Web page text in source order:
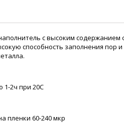
с высоким содержанием
способность заполнения
1-2ч при 20С
пленки 60-240 мкр